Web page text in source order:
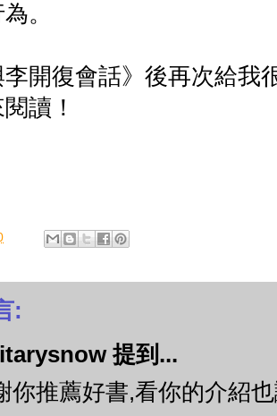
。
開復會話》後再次給我
讀！
:
提到...
你推薦好書,看你的介紹